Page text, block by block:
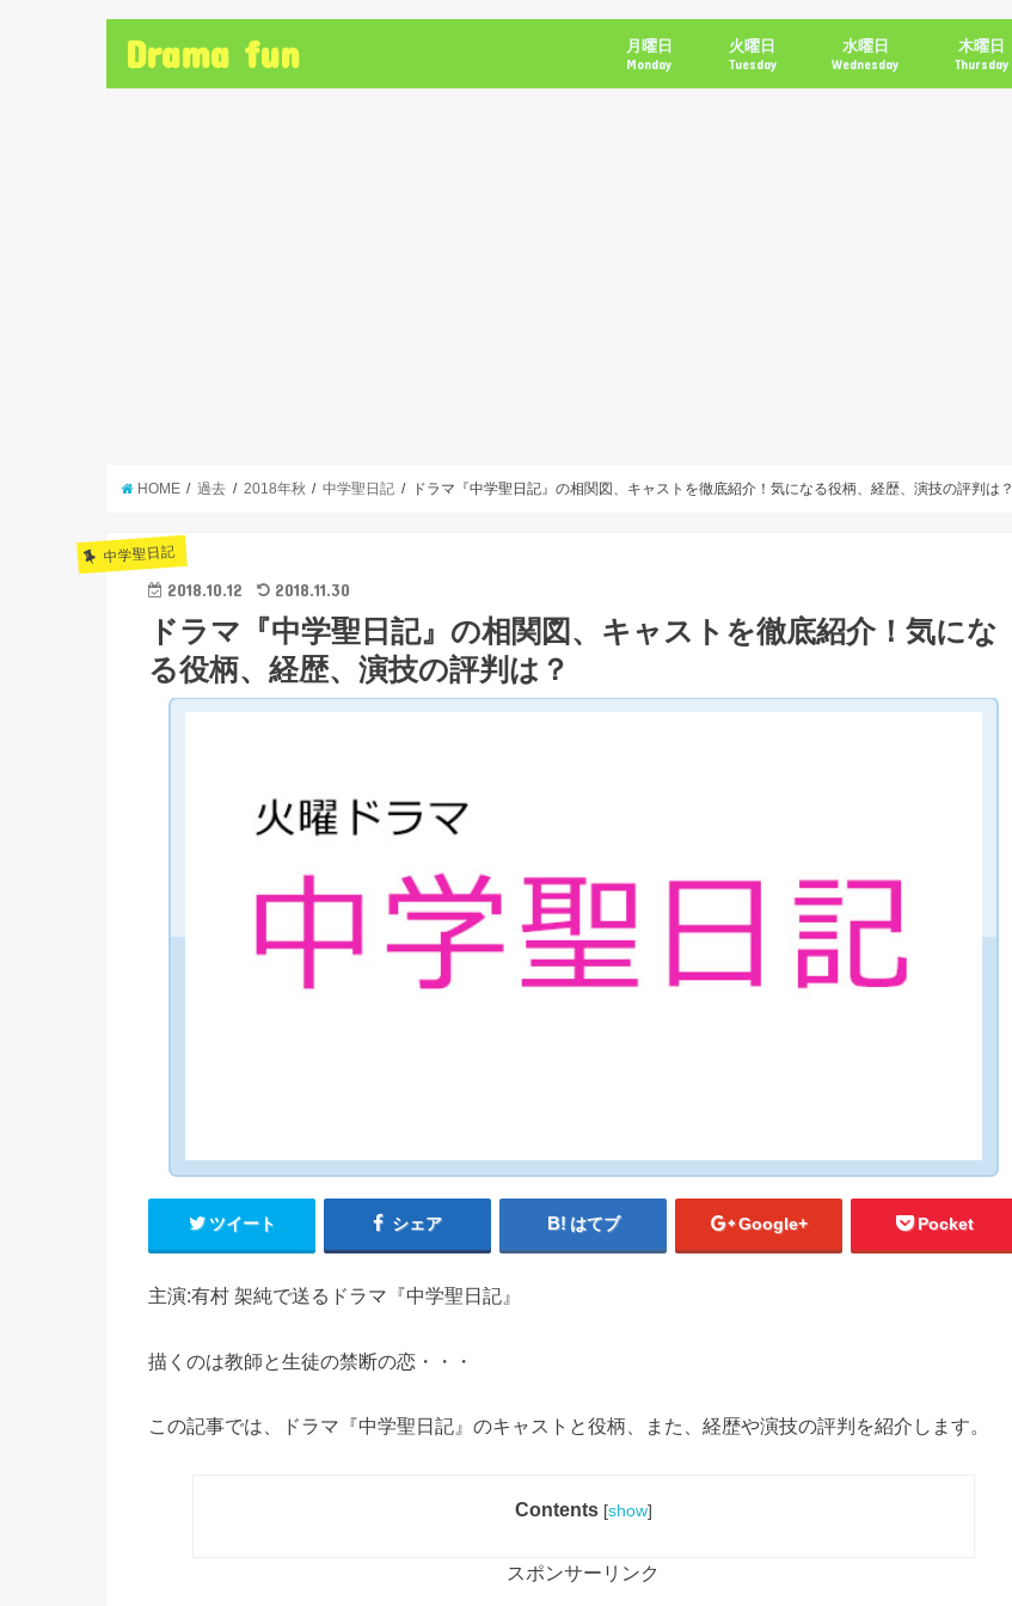
Drama fun 月曜日
Monday
火曜日
Tuesday
水曜日
Wednesday
木曜日
Thursday
HOME 過去 2018年秋 中学聖日記 ドラマ『中学聖日記』の相関図、キャストを徹底紹介！気になる役柄、経歴、演技の評判は？
中学聖日記
2018.10.12 2018.11.30
ドラマ『中学聖日記』の相関図、キャストを徹底紹介！気にな
る役柄、経歴、演技の評判は？
ツイート シェア はてブ Google+ Pocket
主演:有村 架純で送るドラマ『中学聖日記』
描くのは教師と生徒の禁断の恋・・・
この記事では、ドラマ『中学聖日記』のキャストと役柄、また、経歴や演技の評判を紹介します。
Contents [show]
スポンサーリンク